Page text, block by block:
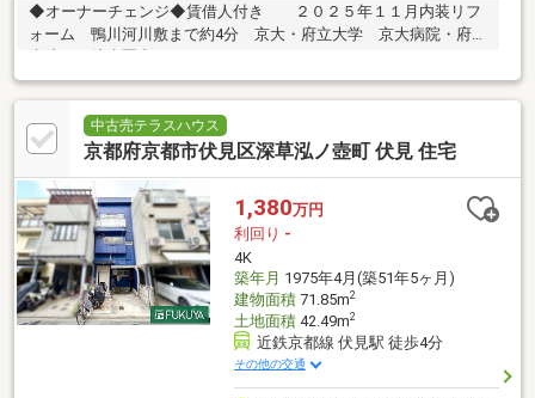
◆オーナーチェンジ◆賃借人付き ２０２５年１１月内装リフ
ォーム 鴨川河川敷まで約4分 京大・府立大学 京大病院・府立
中古売テラスハウス
京都府京都市伏見区深草泓ノ壺町 伏見 住宅
1,380万円
利回り -
4K
築年月 1975年4月(築51年5ヶ月)
建物面積71.85m2
土地面積42.49m2
近鉄京都線 伏見駅 徒歩4分
その他の交通